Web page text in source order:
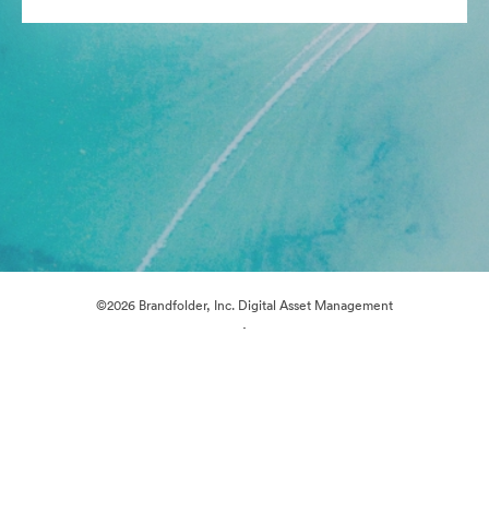
©2026 Brandfolder, Inc. Digital Asset Management
·